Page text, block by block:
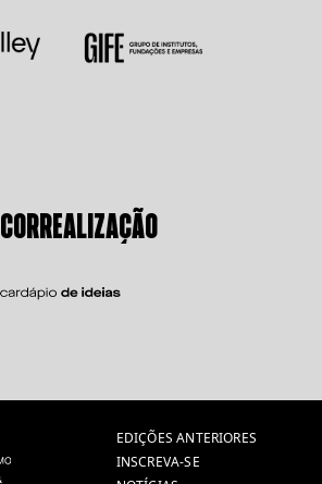
CORREALIZAÇÃO
EDIÇÕES ANTERIORES
INSCREVA-SE